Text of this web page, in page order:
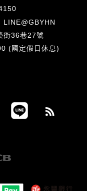
街36巷27號
(國定假日休息)